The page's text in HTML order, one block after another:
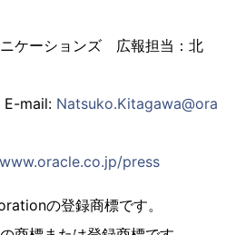
ケーションズ 広報担当：北
mail: Natsuko.Kitagawa@ora
press
の登録商標です。